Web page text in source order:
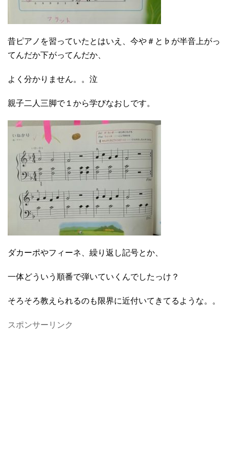
昔ピアノを習っていたとはいえ、今や＃と♭が半音上がっ
てんだか下がってんだか、
よく分かりません。。泣
親子二人三脚で１から学びなおしです。
ダカーポやフィーネ、繰り返し記号とか、
一体どういう順番で弾いていくんでしたっけ？
そろそろ教えられるのも限界に近付いてきてるような。。
スポンサーリンク